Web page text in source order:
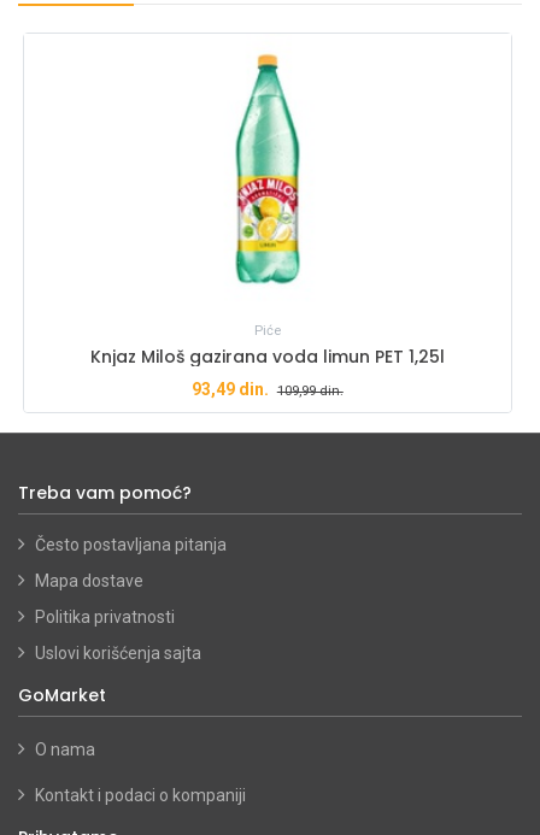
Piće
Knjaz Miloš gazirana voda limun PET 1,25l
93,49din. 109,99din.
Treba vam pomoć?
Često postavljana pitanja
Mapa dostave
Politika privatnosti
Uslovi korišćenja sajta
GoMarket
O nama
Kontakt i podaci o kompaniji